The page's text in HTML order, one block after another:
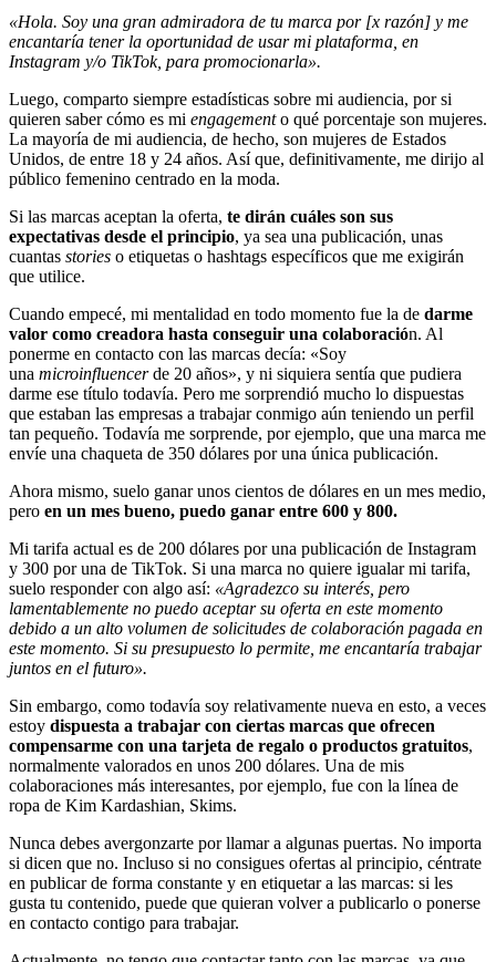
«Hola. Soy una gran admiradora de tu marca por [x razón] y me
encantaría tener la oportunidad de usar mi plataforma, en
Instagram y/o TikTok, para promocionarla».
Luego, comparto siempre estadísticas sobre mi audiencia, por si
quieren saber cómo es mi engagemento qué porcentaje son mujeres.
La mayoría de mi audiencia, de hecho, son mujeres de Estados
Unidos, de entre 18 y 24 años. Así que, definitivamente, me dirijo al
público femenino centrado en la moda.
Si las marcas aceptan la oferta, te dirán cuáles son sus
expectativas desde el principio, ya sea una publicación, unas
cuantas stories o etiquetas o hashtags específicos que me exigirán
que utilice.
Cuando empecé, mi mentalidad en todo momento fue la de darme
valor como creadora hasta conseguir una colaboración. Al
ponerme en contacto con las marcas decía: «Soy
una microinfluencerde 20 años», y ni siquiera sentía que pudiera
darme ese título todavía. Pero me sorprendió mucho lo dispuestas
que estaban las empresas a trabajar conmigo aún teniendo un perfil
tan pequeño. Todavía me sorprende, por ejemplo, que una marca me
envíe una chaqueta de 350 dólares por una única publicación.
Ahora mismo, suelo ganar unos cientos de dólares en un mes medio,
pero en un mes bueno, puedo ganar entre 600 y 800.
Mi tarifa actual es de 200 dólares por una publicación de Instagram
y 300 por una de TikTok. Si una marca no quiere igualar mi tarifa,
suelo responder con algo así: «Agradezco su interés, pero
lamentablemente no puedo aceptar su oferta en este momento
debido a un alto volumen de solicitudes de colaboración pagada en
este momento. Si su presupuesto lo permite, me encantaría trabajar
juntos en el futuro».
Sin embargo, como todavía soy relativamente nueva en esto, a veces
estoy dispuesta a trabajar con ciertas marcas que ofrecen
compensarme con una tarjeta de regalo o productos gratuitos,
normalmente valorados en unos 200 dólares. Una de mis
colaboraciones más interesantes, por ejemplo, fue con la línea de
ropa de Kim Kardashian, Skims.
Nunca debes avergonzarte por llamar a algunas puertas. No importa
si dicen que no. Incluso si no consigues ofertas al principio, céntrate
en publicar de forma constante y en etiquetar a las marcas: si les
gusta tu contenido, puede que quieran volver a publicarlo o ponerse
en contacto contigo para trabajar.